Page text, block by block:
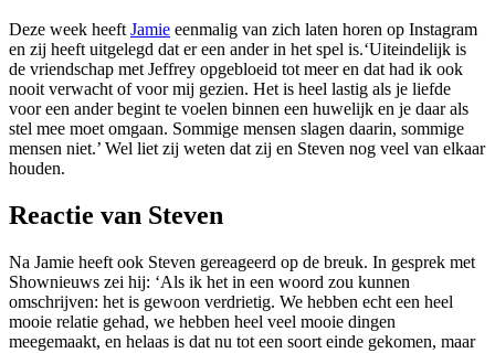
Deze week heeftJamie eenmalig van zich laten horen op Instagram
en zij heeft uitgelegd dat er een ander in het spel is.‘Uiteindelijk is
de vriendschap met Jeffrey opgebloeid tot meer en dat had ik ook
nooit verwacht of voor mij gezien. Het is heel lastig als je liefde
voor een ander begint te voelen binnen een huwelijk en je daar als
stel mee moet omgaan. Sommige mensen slagen daarin, sommige
mensen niet.’ Wel liet zij weten dat zij en Steven nog veel van elkaar
houden.
Reactie van Steven
Na Jamie heeft ook Steven gereageerd op de breuk. In gesprek met
Shownieuws zei hij: ‘Als ik het in een woord zou kunnen
omschrijven: het is gewoon verdrietig. We hebben echt een heel
mooie relatie gehad, we hebben heel veel mooie dingen
meegemaakt, en helaas is dat nu tot een soort einde gekomen, maar